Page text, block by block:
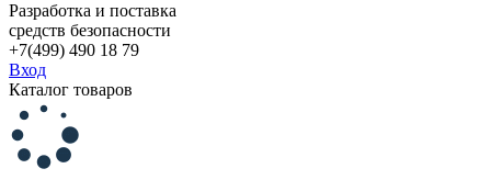
Разработка и поставка
средств безопасности
+7(499) 490 18 79
Вход
Каталог товаров